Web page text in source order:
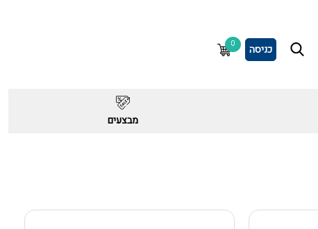
כניסה 0
מבצעים